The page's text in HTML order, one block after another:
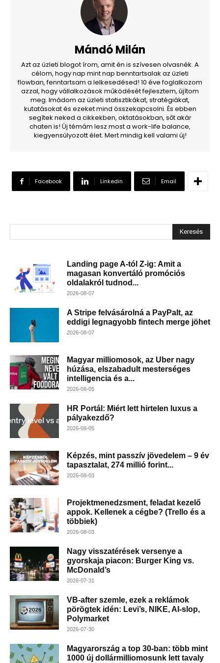
Mándó Milán
Azt az üzleti blogot írom, amit én is szívesen olvasnék. A
célom, hogy nap mint nap benntartsalak az üzleti
flowban, fenntartsam a lelkesedésed! 10 éve foglalkozom
azzal, hogy vállalkozások működését fejlesztem, újítom
meg. Imádom az üzleti statisztikákat, stratégiákat,
kutatásokat és ezeket mind összekapcsolni. És ebben
segítek neked a cikkekben, oktatásokban, sőt akár
chaten is! Új témám lesz most a work-life balance,
kiegyensúlyozott élet. Mert mindig kell valami új!
Facebook Linkedin Email
Keresés
Landing page A-tól Z-ig: Amit a
magasan konvertáló promóciós
oldalakról tudnod...
2026-08-07
A Stripe felvásárolná a PayPalt, az
eddigi legnagyobb fintech merge jöhet
2026-08-07
Magyar milliomosok, az Uber nagy
húzása, elszabadult mesterséges
intelligencia és a...
2026-08-05
HR Portál: Miért lett hirtelen luxus a
pályakezdő?
2026-08-05
Képzés, mint passzív jövedelem – 9 év
tapasztalat, 274 millió forint...
2026-08-03
Projektmenedzsment, feladat kezelő
appok. Kellenek a cégbe? (Trello és a
többiek)
2026-08-03
Nagy visszatérések versenye a
gyorskaja piacon: Burger King vs.
McDonald’s
2026-07-31
VB-after szemle, ezek a reklámok
pörögtek idén: Levi’s, NIKE, AI-slop,
Polymarket
2026-07-30
Magyarország a top 30-ban: több mint
1000 új dollármilliomosunk lett tavaly